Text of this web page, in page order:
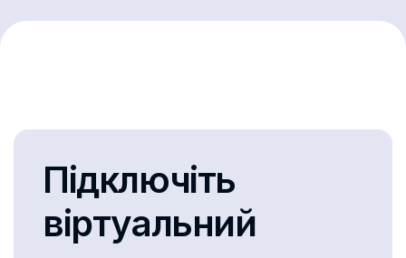
Иордания
Ирландия
Підключіть
віртуальний